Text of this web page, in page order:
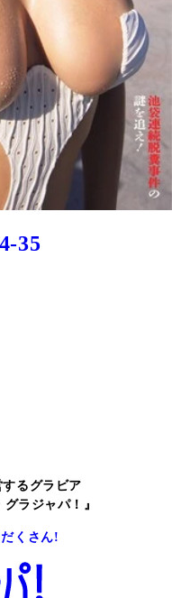
35
るグラビア
ラジャパ！』
くさん!